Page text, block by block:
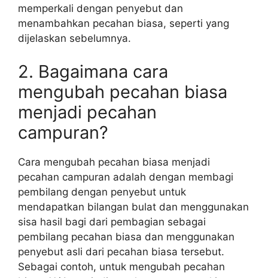
memperkali dengan penyebut dan
menambahkan pecahan biasa, seperti yang
dijelaskan sebelumnya.
2. Bagaimana cara
mengubah pecahan biasa
menjadi pecahan
campuran?
Cara mengubah pecahan biasa menjadi
pecahan campuran adalah dengan membagi
pembilang dengan penyebut untuk
mendapatkan bilangan bulat dan menggunakan
sisa hasil bagi dari pembagian sebagai
pembilang pecahan biasa dan menggunakan
penyebut asli dari pecahan biasa tersebut.
Sebagai contoh, untuk mengubah pecahan